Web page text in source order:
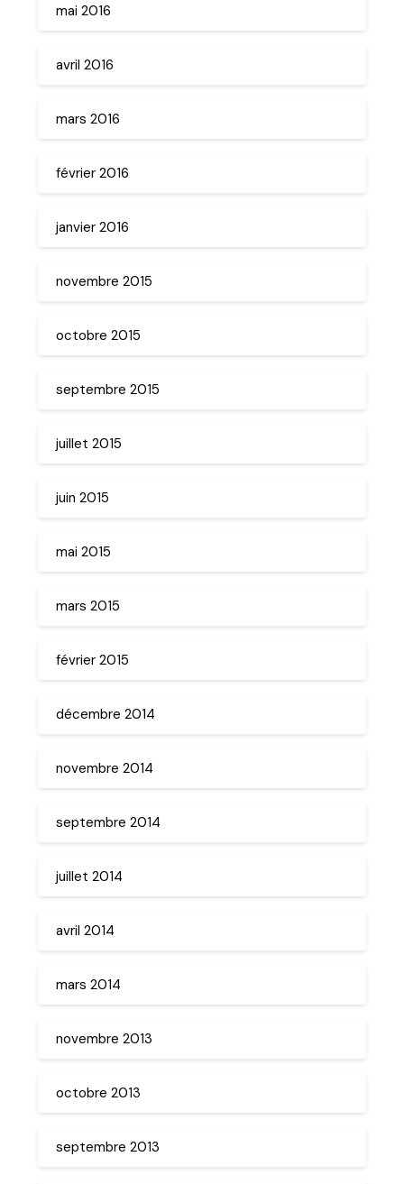
mai 2016
avril 2016
mars 2016
février 2016
janvier 2016
novembre 2015
octobre 2015
septembre 2015
juillet 2015
juin 2015
mai 2015
mars 2015
février 2015
décembre 2014
novembre 2014
septembre 2014
juillet 2014
avril 2014
mars 2014
novembre 2013
octobre 2013
septembre 2013